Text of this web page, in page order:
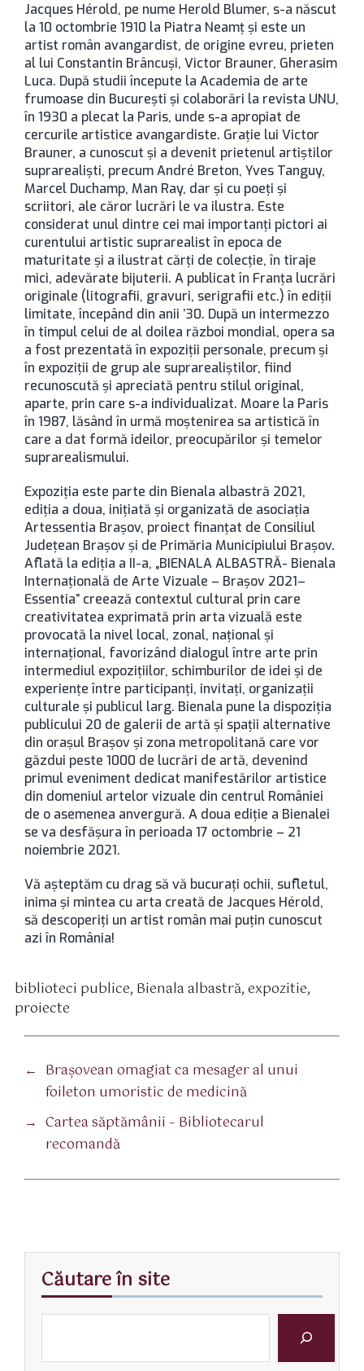
Jacques Hérold, pe nume Herold Blumer, s-a născut
la 10 octombrie 1910 la Piatra Neamţ şi este un
artist român avangardist, de origine evreu, prieten
al lui Constantin Brâncuşi, Victor Brauner, Gherasim
Luca. După studii începute la Academia de arte
frumoase din București și colaborări la revista UNU,
în 1930 a plecat la Paris, unde s-a apropiat de
cercurile artistice avangardiste. Grație lui Victor
Brauner, a cunoscut și a devenit prietenul artiștilor
suprarealiști, precum André Breton, Yves Tanguy,
Marcel Duchamp, Man Ray, dar și cu poeți și
scriitori, ale căror lucrări le va ilustra. Este
considerat unul dintre cei mai importanţi pictori ai
curentului artistic suprarealist în epoca de
maturitate şi a ilustrat cărţi de colecţie, în tiraje
mici, adevărate bijuterii. A publicat în Franța lucrări
originale (litografii, gravuri, serigrafii etc.) în ediții
limitate, începând din anii ’30. După un intermezzo
în timpul celui de al doilea război mondial, opera sa
a fost prezentată în expoziții personale, precum și
în expoziții de grup ale suprarealiștilor, fiind
recunoscută și apreciată pentru stilul original,
aparte, prin care s-a individualizat. Moare la Paris
în 1987, lăsând în urmă moștenirea sa artistică în
care a dat formă ideilor, preocupărilor și temelor
suprarealismului.
Expoziţia este parte din Bienala albastră 2021,
ediţia a doua, iniţiată şi organizată de asociaţia
Artessentia Braşov, proiect finanţat de Consiliul
Judeţean Braşov şi de Primăria Municipiului Braşov.
Aflată la ediția a II-a, „BIENALA ALBASTRĂ- Bienala
Internațională de Arte Vizuale – Brașov 2021–
Essentia” creează contextul cultural prin care
creativitatea exprimată prin arta vizuală este
provocată la nivel local, zonal, național și
internațional, favorizând dialogul între arte prin
intermediul expozițiilor, schimburilor de idei și de
experiențe între participanți, invitați, organizații
culturale și publicul larg. Bienala pune la dispoziția
publicului 20 de galerii de artă și spații alternative
din orașul Brașov și zona metropolitană care vor
găzdui peste 1000 de lucrări de artă, devenind
primul eveniment dedicat manifestărilor artistice
din domeniul artelor vizuale din centrul României
de o asemenea anvergură. A doua ediție a Bienalei
se va desfășura în perioada 17 octombrie – 21
noiembrie 2021.
Vă aşteptăm cu drag să vă bucuraţi ochii, sufletul,
inima şi mintea cu arta creată de Jacques Hérold,
să descoperiți un artist român mai puțin cunoscut
azi în România!
biblioteci publice, Bienala albastră,expozitie,
proiecte
← Braşovean omagiat ca mesager al unui
foileton umoristic de medicină
→ Cartea săptămânii – Bibliotecarul
recomandă
Căutare în site